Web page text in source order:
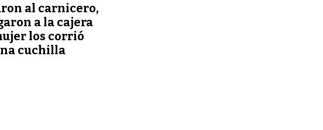
al carnicero,
a la cajera
los corrió
cuchilla